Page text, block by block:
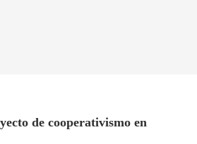
de cooperativismo en